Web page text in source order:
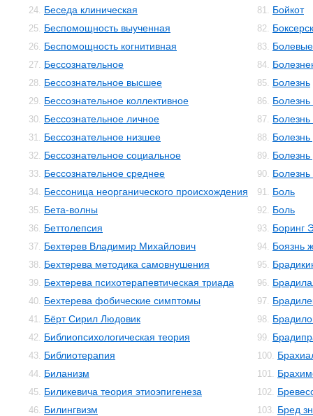
24. Беседа клиническая
25. Беспомощность выученная
26. Беспомощность когнитивная
27. Бессознательное
28. Бессознательное высшее
29. Бессознательное коллективное
30. Бессознательное личное
31. Бессознательное низшее
32. Бессознательное социальное
33. Бессознательное среднее
34. Бессоница неорганического происхождения
35. Бета-волны
36. Беттолепсия
37. Бехтерев Владимир Михайлович
38. Бехтерева методика самовнушения
39. Бехтерева психотерапевтическая триада
40. Бехтерева фобические симптомы
41. Бёрт Сирил Людовик
42. Библиопсихологическая теория
43. Библиотерапия
44. Биланизм
45. Биликевича теория этиоэпигенеза
46. Билингвизм
81. Бойкот
82.
83.
84.
85. Болезнь
86.
87.
88.
89.
90.
91. Боль
92. Боль
93. Боринг
94. Боязнь
95.
96.
97.
98.
99.
100.
101.
102.
103. Бред